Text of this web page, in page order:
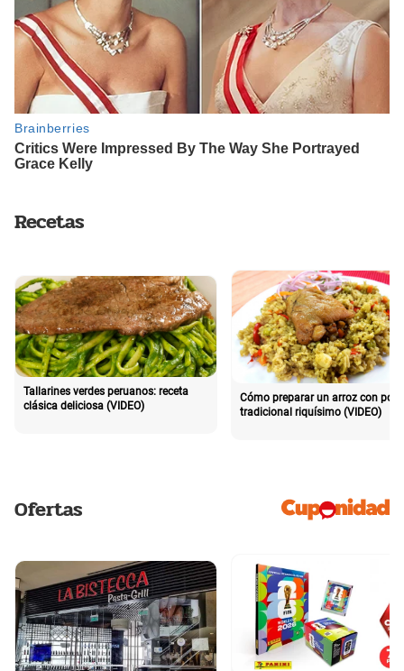
Recetas
Tallarines verdes peruanos: receta
clásica deliciosa (VIDEO)
Cómo preparar un arroz con pollo
tradicional riquísimo (VIDEO)
Ofertas